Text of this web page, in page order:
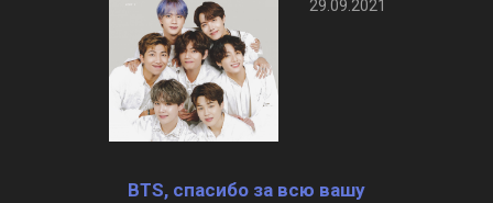
29.09.2021
BTS, спасибо за всю вашу